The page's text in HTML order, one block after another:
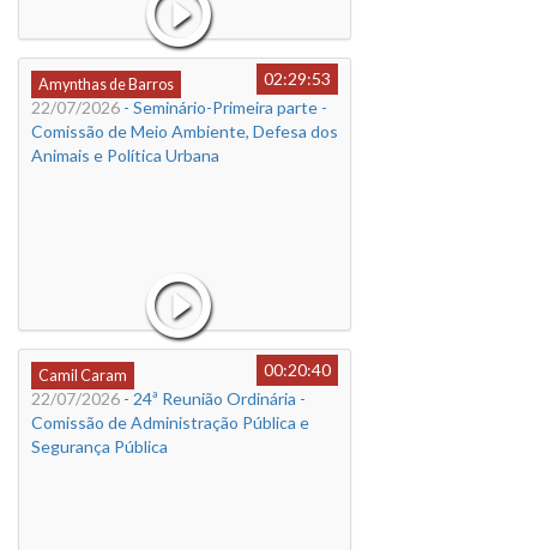
Amynthas de Barros
02:29:53
22/07/2026 - Seminário-Primeira parte -
Comissão de Meio Ambiente, Defesa dos
Animais e Política Urbana
Camil Caram
00:20:40
22/07/2026 - 24ª Reunião Ordinária -
Comissão de Administração Pública e
Segurança Pública